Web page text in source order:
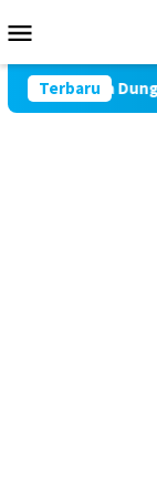
ke
Mobile
Terbaru
Dungkan